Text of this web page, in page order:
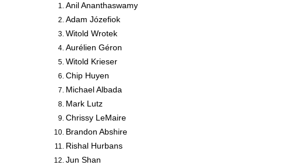
Anil Ananthaswamy
Adam Józefiok
Witold Wrotek
Aurélien Géron
Witold Krieser
Chip Huyen
Michael Albada
Mark Lutz
Chrissy LeMaire
Brandon Abshire
Rishal Hurbans
Jun Shan